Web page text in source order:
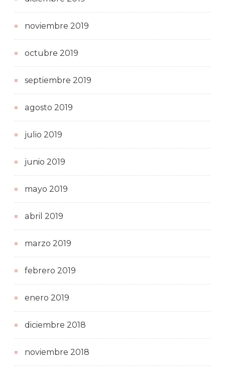
noviembre 2019
octubre 2019
septiembre 2019
agosto 2019
julio 2019
junio 2019
mayo 2019
abril 2019
marzo 2019
febrero 2019
enero 2019
diciembre 2018
noviembre 2018